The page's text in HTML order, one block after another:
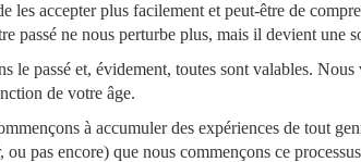
les accepter plus facilement et peut-être de
passé ne nous perturbe plus, mais il devient une
le passé et, évidement, toutes sont valables.
de votre âge.
à accumuler des expériences de tout
pas encore) que nous commençons ce